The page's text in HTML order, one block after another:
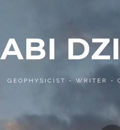
ABI
GEOPHYSICIST - WRITER -